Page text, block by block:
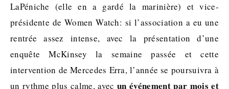
LaPéniche (elle en a gardé la marinière) et vice-
présidente de Women Watch: si l’association a eu une
rentrée assez intense, avec la présentation d’une
enquête McKinsey la semaine passée et cette
intervention de Mercedes Erra, l’année se poursuivra à
un rythme plus calme, avecun événement par mois et